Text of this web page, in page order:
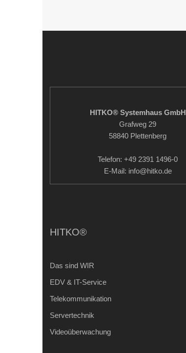
HITKO® Systemhaus GmbH
Grafweg 29
58840 Plettenberg
Telefon: +49 2391 1496-0
E-Mail: info@hitko.de
HITKO®
Das sind WIR
EDV & IT-Service
Telekommunikation
Servertechnik
Videoüberwachung